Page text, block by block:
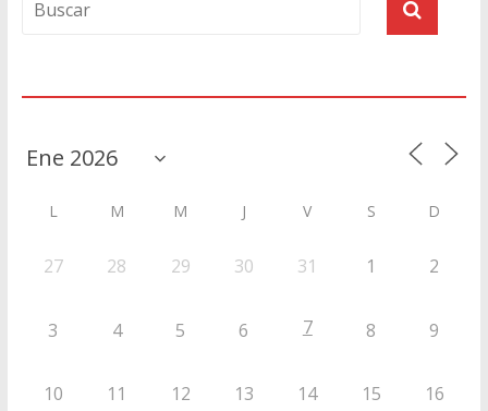
L M M J V S D
27 28 29 30 31 1 2
3 4 5 6 7 8 9
10 11 12 13 14 15 16